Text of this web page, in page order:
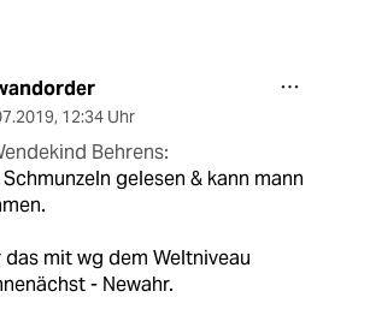
, 12:34 Uhr
Behrens:
gelesen & kann mann
das mit wg dem Weltniveau
- Newahr.